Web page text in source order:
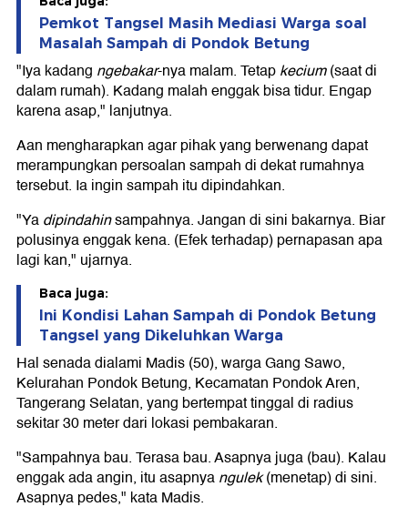
Pemkot Tangsel Masih Mediasi Warga soal
Masalah Sampah di Pondok Betung
"Iya kadang ngebakar-nya malam. Tetapkecium(saat di
dalam rumah). Kadang malah enggak bisa tidur. Engap
karena asap," lanjutnya.
Aan mengharapkan agar pihak yang berwenang dapat
merampungkan persoalan sampah di dekat rumahnya
tersebut. Ia ingin sampah itu dipindahkan.
"Yadipindahinsampahnya. Jangan di sini bakarnya. Biar
polusinya enggak kena. (Efek terhadap) pernapasan apa
lagi kan," ujarnya.
Baca juga:
Ini Kondisi Lahan Sampah di Pondok Betung
Tangsel yang Dikeluhkan Warga
Hal senada dialami Madis (50), warga Gang Sawo,
Kelurahan Pondok Betung, Kecamatan Pondok Aren,
Tangerang Selatan, yang bertempat tinggal di radius
sekitar 30 meter dari lokasi pembakaran.
"Sampahnya bau. Terasa bau. Asapnya juga (bau). Kalau
enggak ada angin, itu asapnyangulek(menetap) di sini.
Asapnya pedes," kata Madis.